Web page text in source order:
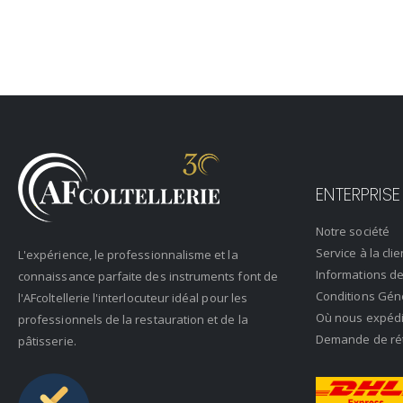
L'expérience, le professionnalisme et la
connaissance parfaite des instruments font de
l'AFcoltellerie l'interlocuteur idéal pour les
professionnels de la restauration et de la
pâtisserie.
ENTERPRISE
Notre société
Service à la
Informations
Conditions
Où nous
Demande de